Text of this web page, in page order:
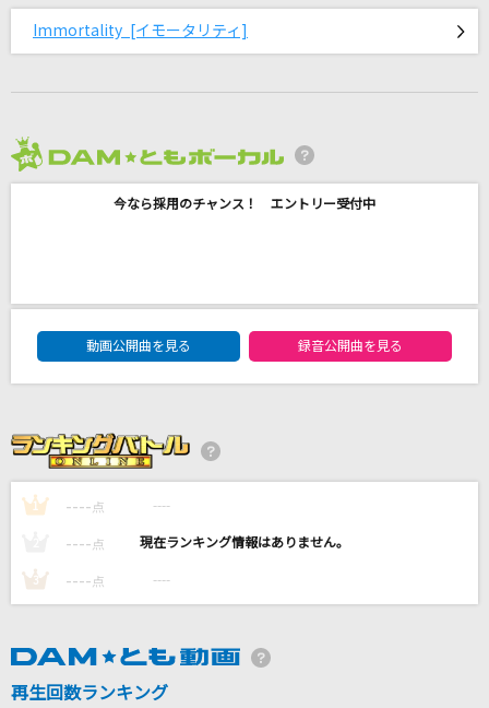
LOVE PHANTOM(ビデオクリップバージョン)
Aqua Timez
Brand New
もっと見る
Immortality [イモータリティ]
今なら採用のチャンス！ エントリー受付中
DAM★ともボーカルエントリーランキング
動画公開曲を見る
録音公開曲を見る
1 ---- 点 ----
---- 点 ----
3 ---- 点 ----
再生回数ランキング